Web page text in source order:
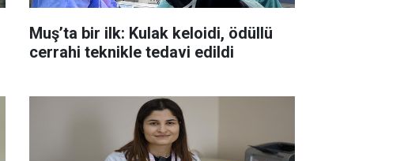
Muş’ta bir ilk: Kulak keloidi, ödüllü
cerrahi teknikle tedavi edildi